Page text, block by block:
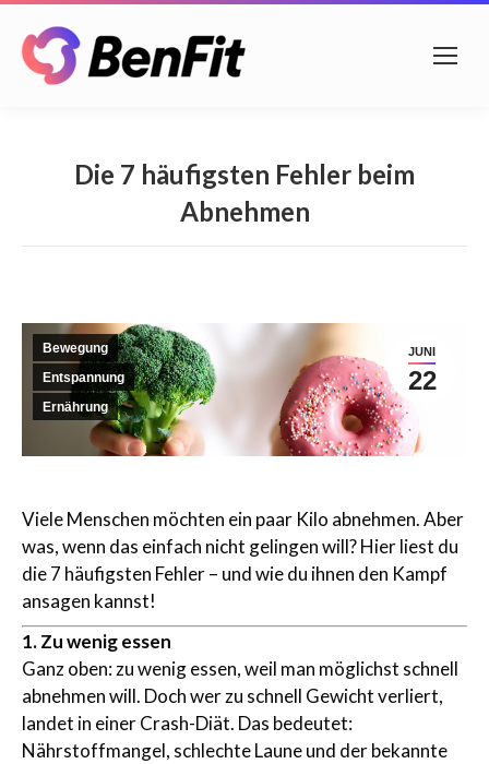
Die 7 häufigsten Fehler beim
Abnehmen
JUNI
22
Bewegung
Entspannung
Ernährung
Viele Menschen möchten ein paar Kilo abnehmen. Aber
was, wenn das einfach nicht gelingen will? Hier liest du
die 7 häufigsten Fehler – und wie du ihnen den Kampf
ansagen kannst!
1. Zu wenig essen
Ganz oben: zu wenig essen, weil man möglichst schnell
abnehmen will. Doch wer zu schnell Gewicht verliert,
landet in einer Crash-Diät. Das bedeutet:
Nährstoffmangel, schlechte Laune und der bekannte